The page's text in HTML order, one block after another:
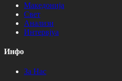
Македонија
Свет
Анализи
Интервјуа
Инфо
За Нас